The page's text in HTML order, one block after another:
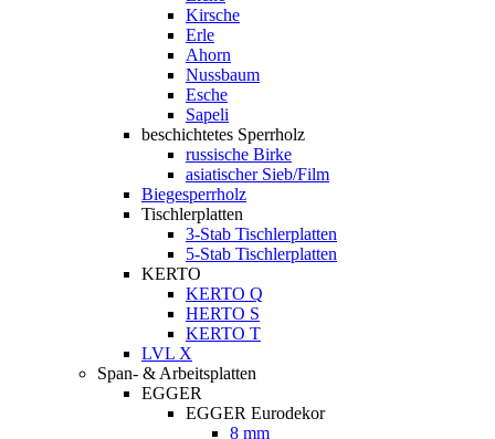
Kirsche
Erle
Ahorn
Nussbaum
Esche
Sapeli
beschichtetes Sperrholz
russische Birke
asiatischer Sieb/Film
Biegesperrholz
Tischlerplatten
3-Stab Tischlerplatten
5-Stab Tischlerplatten
KERTO
KERTO Q
HERTO S
KERTO T
LVL X
Span- & Arbeitsplatten
EGGER
EGGER Eurodekor
8 mm